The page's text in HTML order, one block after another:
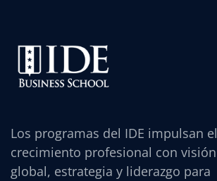
Los programas del IDE impulsan el
crecimiento profesional con visión
global, estrategia y liderazgo para